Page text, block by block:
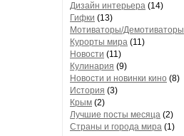
Дизайн интерьера (14)
Гифки (13)
Мотиваторы/Демотиваторы
Курорты мира (11)
Новости (11)
Кулинария (9)
Новости и новинки кино (8)
История (3)
Крым (2)
Лучшие посты месяца (2)
Страны и города мира (1)